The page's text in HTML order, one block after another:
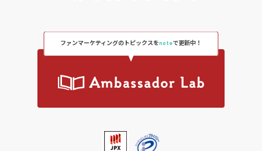
ファンマーケティングのトピックスをnoteで更新中！